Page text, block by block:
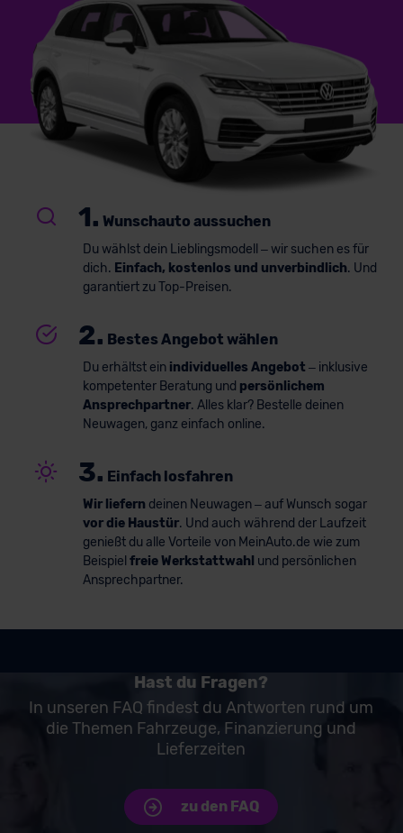
1. Wunschauto aussuchen
Du wählst dein Lieblingsmodell – wir suchen es für
dich. Einfach, kostenlos und unverbindlich. Und
garantiert zu Top-Preisen.
2. Bestes Angebot wählen
Du erhältst ein individuelles Angebot – inklusive
kompetenter Beratung und persönlichem
Ansprechpartner. Alles klar? Bestelle deinen
Neuwagen, ganz einfach online.
3. Einfach losfahren
Wir liefern deinen Neuwagen – auf Wunsch sogar
vor die Haustür. Und auch während der Laufzeit
genießt du alle Vorteile von MeinAuto.de wie zum
Beispiel freie Werkstattwahl und persönlichen
Ansprechpartner.
Hast du Fragen?
In unseren FAQ findest du Antworten rund um
die Themen Fahrzeuge, Finanzierung und
Lieferzeiten
zu den FAQ